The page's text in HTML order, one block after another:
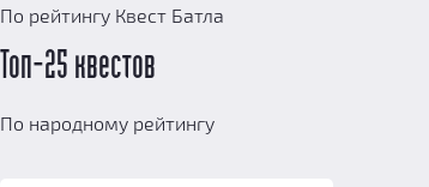
По рейтингу Квест Батла
Топ-25 квестов
По народному рейтингу